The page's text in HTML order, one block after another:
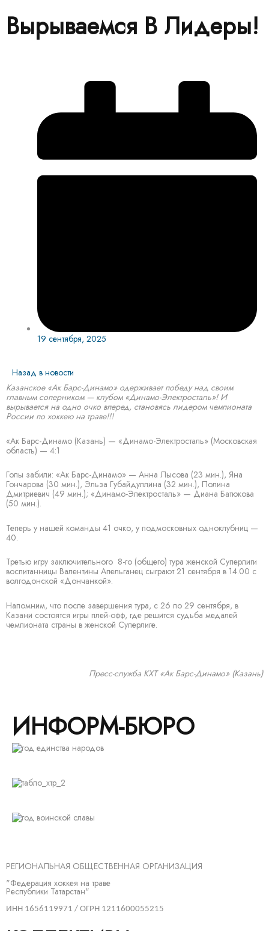
Вырываемся В Лидеры!
19 сентября, 2025
Назад в новости
Казанское «Ак Барс-Динамо» одерживает победу над своим
главным соперником — клубом «Динамо-Электросталь»! И
вырывается на одно очко вперед, становясь лидером чемпионата
России по хоккею на траве!!!
«Ак Барс-Динамо (Казань) — «Динамо-Электросталь» (Московская
область) — 4:1
Голы забили: «Ак Барс-Динамо» — Анна Лысова (23 мин.), Яна
Гончарова (30 мин.), Эльза Губайдуллина (32 мин.), Полина
Дмитриевич (49 мин.); «Динамо-Электросталь» — Диана Батюкова
(50 мин.).
Теперь у нашей команды 41 очко, у подмосковных одноклубниц —
40.
Третью игру заключительного 8-го (общего) тура женской Суперлиги
воспитанницы Валентины Апельганец сыграют 21 сентября в 14.00 с
волгодонской «Дончанкой».
Напомним, что после завершения тура, с 26 по 29 сентября, в
Казани состоятся игры плей-офф, где решится судьба медалей
чемпионата страны в женской Суперлиге.
Пресс-служба КХТ «Ак Барс-Динамо» (Казань)
ИНФОРМ-БЮРО
РЕГИОНАЛЬНАЯ ОБЩЕСТВЕННАЯ ОРГАНИЗАЦИЯ
"Федерация хоккея на траве
Республики Татарстан"
ИНН 1656119971 / ОГРН 1211600055215